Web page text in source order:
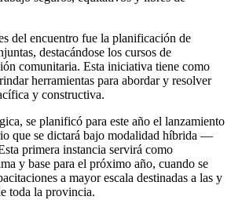
del encuentro fue la planificación de
destacándose los cursos de
comunitaria. Esta iniciativa tiene como
herramientas para abordar y resolver
y constructiva.
se planificó para este año el lanzamiento
que se dictará bajo modalidad híbrida —
primera instancia servirá como
y base para el próximo año, cuando se
a mayor escala destinadas a las y
toda la provincia.